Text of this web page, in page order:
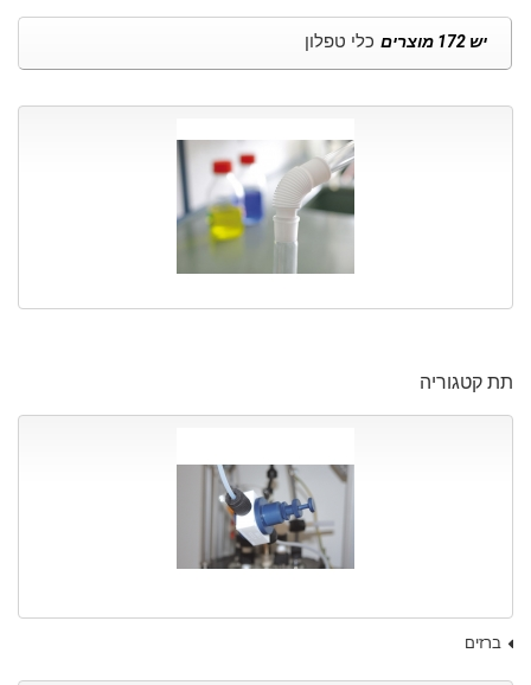
כלי טפלון יש 172 מוצרים
תת קטגוריה
ברזים